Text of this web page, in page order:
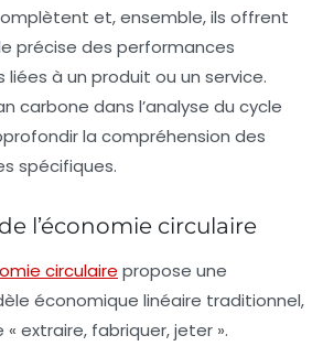
et, ensemble, ils offrent
précise des performances
à un produit ou un service.
carbone dans l’analyse du cycle
la compréhension des
spécifiques.
l’économie circulaire
circulaire propose une
économique linéaire traditionnel,
extraire, fabriquer, jeter ».